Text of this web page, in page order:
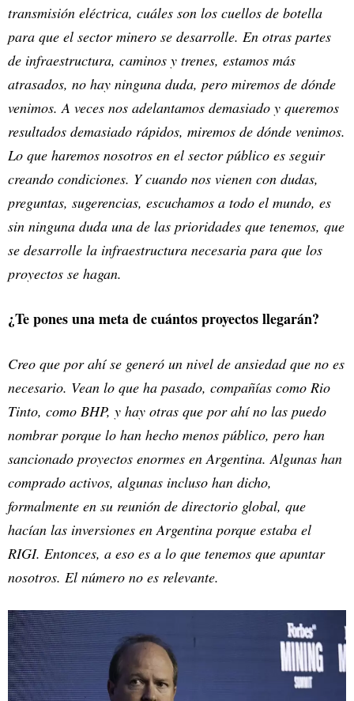
transmisión eléctrica, cuáles son los cuellos de botella
para que el sector minero se desarrolle. En otras partes
de infraestructura, caminos y trenes, estamos más
atrasados, no hay ninguna duda, pero miremos de dónde
venimos. A veces nos adelantamos demasiado y queremos
resultados demasiado rápidos, miremos de dónde venimos.
Lo que haremos nosotros en el sector público es seguir
creando condiciones. Y cuando nos vienen con dudas,
preguntas, sugerencias, escuchamos a todo el mundo, es
sin ninguna duda una de las prioridades que tenemos, que
se desarrolle la infraestructura necesaria para que los
proyectos se hagan.
¿Te pones una meta de cuántos proyectos llegarán?
Creo que por ahí se generó un nivel de ansiedad que no es
necesario. Vean lo que ha pasado, compañías como Rio
Tinto, como BHP, y hay otras que por ahí no las puedo
nombrar porque lo han hecho menos público, pero han
sancionado proyectos enormes en Argentina. Algunas han
comprado activos, algunas incluso han dicho,
formalmente en su reunión de directorio global, que
hacían las inversiones en Argentina porque estaba el
RIGI. Entonces, a eso es a lo que tenemos que apuntar
nosotros. El número no es relevante.